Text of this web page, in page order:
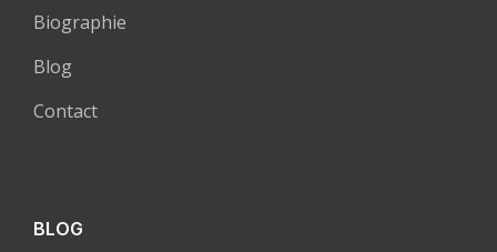
Biographie
Blog
Contact
BLOG